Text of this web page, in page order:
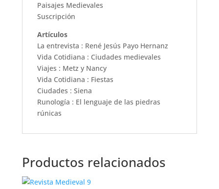
Paisajes Medievales
Suscripción
Artículos
La entrevista : René Jesús Payo Hernanz
Vida Cotidiana : Ciudades medievales
Viajes : Metz y Nancy
Vida Cotidiana : Fiestas
Ciudades : Siena
Runología : El lenguaje de las piedras
rúnicas
Productos relacionados